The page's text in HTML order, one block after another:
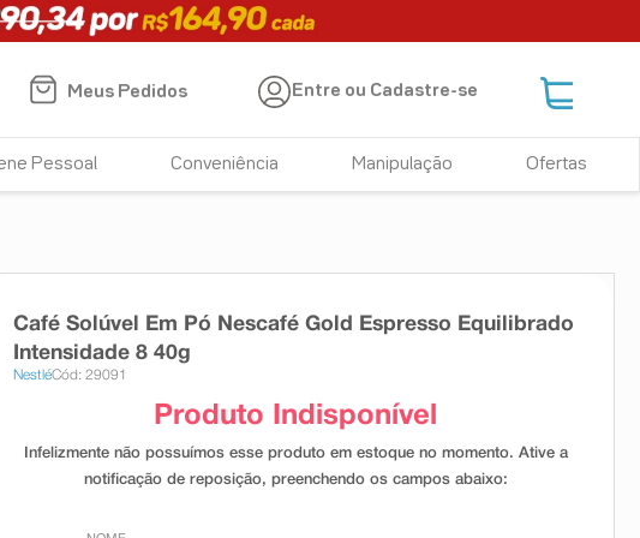
Meus Pedidos Entre ou Cadastre-se
Pessoal Conveniência Manipulação Ofertas
Café Solúvel Em Pó Nescafé Gold Espresso Equilibrado
Intensidade 8 40g
NestléCód: 29091